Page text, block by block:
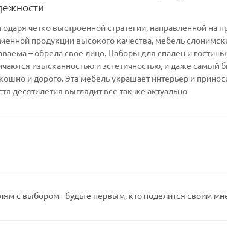
четко выстроенной стратегии, направленной на
продукции высокого качества, мебель
– обрела свое лицо. Наборы для спален и
изысканностью и эстетичностью, и даже самый
и дорого. Эта мебель украшает интерьер и
десятилетия выглядит все так же актуально
с выбором - будьте первым, кто поделится своим